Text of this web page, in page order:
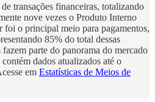
transações financeiras, totalizando
nove vezes o Produto Interno
o principal meio para pagamentos,
85% do total dessas
parte do panorama do mercado
dados atualizados até o
em Estatísticas de Meios de